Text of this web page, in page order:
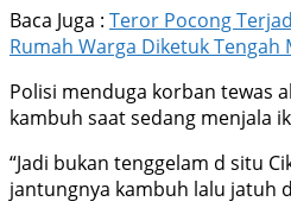
Baca Juga : Teror Pocong
Rumah Warga Diketuk Tengah
Polisi menduga korban tewas
kambuh saat sedang menjala
“Jadi bukan tenggelam d situ
jantungnya kambuh lalu jatuh